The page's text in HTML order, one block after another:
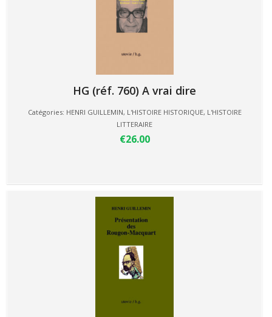
HG (réf. 760) A vrai dire
Catégories: HENRI GUILLEMIN, L'HISTOIRE HISTORIQUE, L'HISTOIRE
LITTERAIRE
€26.00